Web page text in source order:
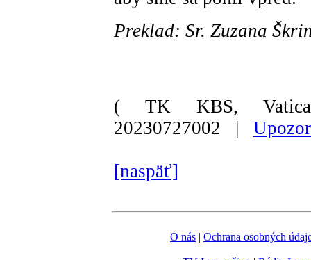
Preklad: Sr. Zuzana
( TK KBS,
20230727002 |
[naspäť]
O nás | Ochrana osobných